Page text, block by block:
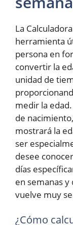
La
herramienta
persona en
convertir la
unidad de
medir la
de
mostrará la
ser
desee
días
en semanas
vuelve muy
¿Cómo